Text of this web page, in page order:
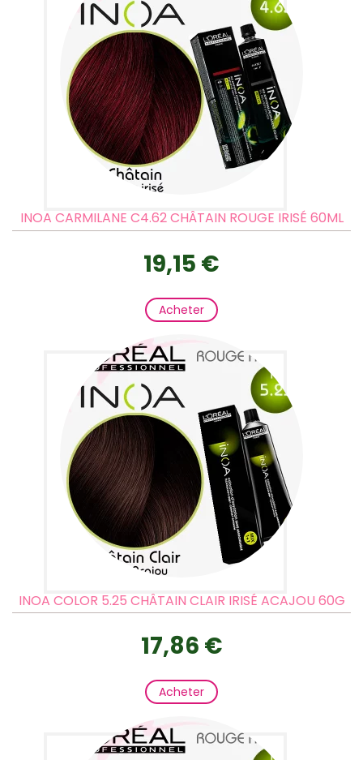
INOA CARMILANE C4.62 CHÂTAIN ROUGE IRISÉ 60ML
19,15 €
Acheter
INOA COLOR 5.25 CHÂTAIN CLAIR IRISÉ ACAJOU 60G
17,86 €
Acheter